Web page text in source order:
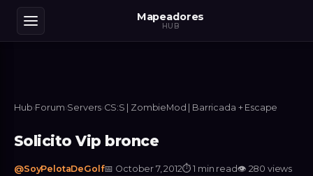
Mapeadores
HUB
Hub›Forum›Servers›CS:S | ZombieMod | Barricada + Escape
Solicito Vip bronce
@SoyPelotaDeGolf📅 October 7, 2012⏱1 min read👁 280 views